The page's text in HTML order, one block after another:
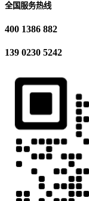
全国服务热线
400 1386 882
139 0230 5242